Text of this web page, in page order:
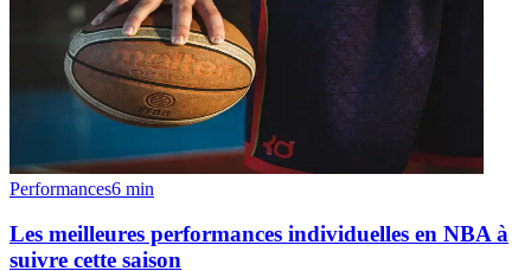
Performances6 min
Les meilleures performances individuelles en NBA à
suivre cette saison